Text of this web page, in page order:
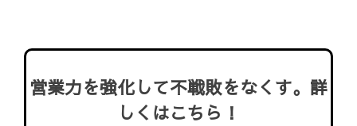
営業力を強化して不戦敗をなくす。詳
しくはこちら！